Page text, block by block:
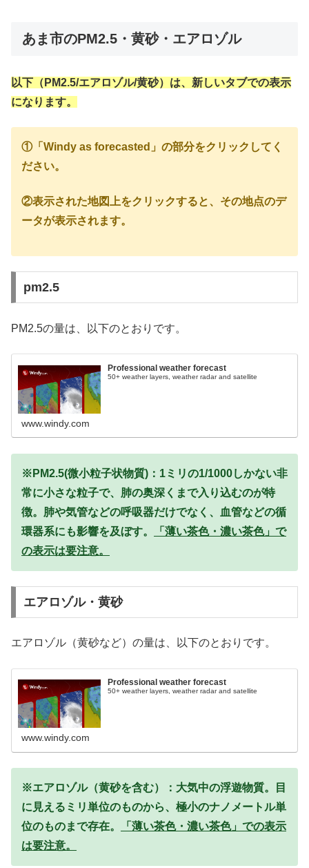
あま市のPM2.5・黄砂・エアロゾル
以下（PM2.5/エアロゾル/黄砂）は、新しいタブでの表示
になります。
①「Windy as forecasted」の部分をクリックしてく
ださい。
②表示された地図上をクリックすると、その地点のデ
ータが表示されます。
pm2.5
PM2.5の量は、以下のとおりです。
Professional weather forecast
50+ weather layers, weather radar and satellite
www.windy.com
※PM2.5(微小粒子状物質)：1ミリの1/1000しかない非
常に小さな粒子で、肺の奥深くまで入り込むのが特
徴。肺や気管などの呼吸器だけでなく、血管などの循
環器系にも影響を及ぼす。
「薄い茶色・濃い茶色」で
の表示は要注意。
エアロゾル・黄砂
エアロゾル（黄砂など）の量は、以下のとおりです。
Professional weather forecast
50+ weather layers, weather radar and satellite
www.windy.com
※エアロゾル（黄砂を含む）：大気中の浮遊物質。目
に見えるミリ単位のものから、極小のナノメートル単
位のものまで存在。
「薄い茶色・濃い茶色」での表示
は要注意。